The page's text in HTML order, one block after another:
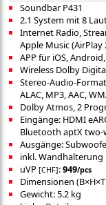
Soundbar P431
2.1 System mit 8
Internet Radio,
Apple Music (AirPlay
APP für iOS,
Wireless Dolby
Stereo-Audio-
ALAC, MP3, AAC,
Dolby Atmos, 2
Eingänge: HDMI
Bluetooth aptX two-
Ausgänge:
inkl. Wandhalterung
uVP [CHF]:949/pcs
Dimensionen
Gewicht: 5.2 kg